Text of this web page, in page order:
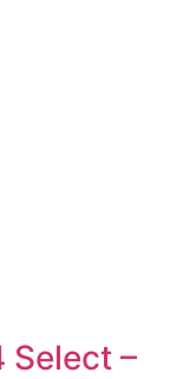
Select –